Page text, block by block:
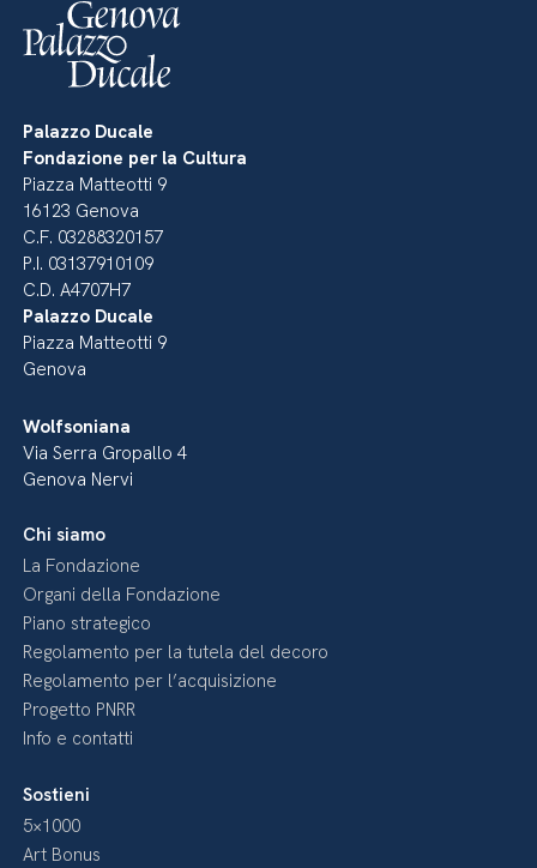
Palazzo Ducale
Fondazione per la Cultura
Piazza Matteotti 9
16123 Genova
C.F. 03288320157
P.I. 03137910109
C.D. A4707H7
Palazzo Ducale
Piazza Matteotti 9
Genova
Wolfsoniana
Via Serra Gropallo 4
Genova Nervi
Chi siamo
La Fondazione
Organi della Fondazione
Piano strategico
Regolamento per la tutela del decoro
Regolamento per l’acquisizione
Progetto PNRR
Info e contatti
Sostieni
5×1000
Art Bonus